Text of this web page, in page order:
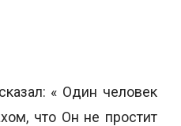
что Он не простит